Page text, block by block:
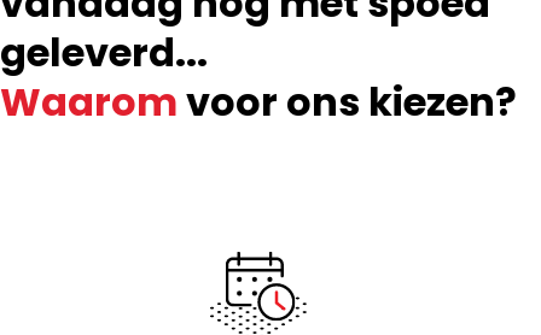
geleverd...
Waaromvoor ons kiezen?